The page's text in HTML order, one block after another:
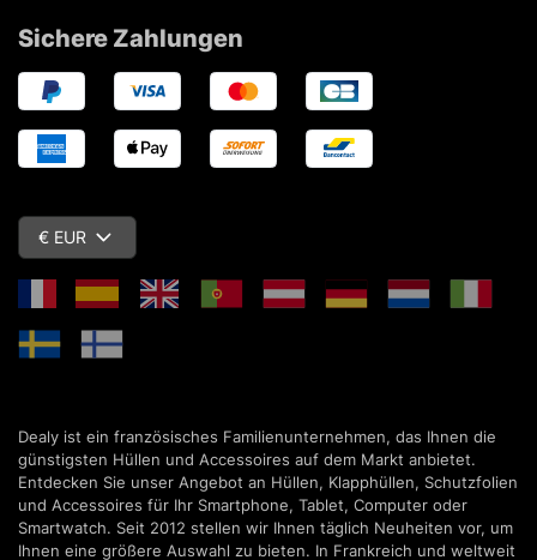
Sichere Zahlungen
€ EUR
Dealy ist ein französisches Familienunternehmen, das Ihnen die
günstigsten Hüllen und Accessoires auf dem Markt anbietet.
Entdecken Sie unser Angebot an Hüllen, Klapphüllen, Schutzfolien
und Accessoires für Ihr Smartphone, Tablet, Computer oder
Smartwatch. Seit 2012 stellen wir Ihnen täglich Neuheiten vor, um
Ihnen eine größere Auswahl zu bieten. In Frankreich und weltweit